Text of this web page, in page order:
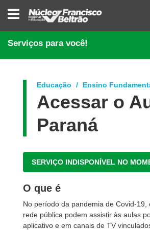
NÚCLEO
REGIONAL
EDUCAÇÃO
DE
FRANCISCO
Serviços para você!
Educação Ensino
Acessar o
Paraná
SERVIÇO INDISPONÍVEL NO
O que é
No período da pandemia de Covid-19,
rede pública podem assistir às aulas
aplicativo e em canais de TV